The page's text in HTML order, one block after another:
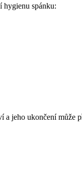
hygienu spánku:
a jeho ukončení může